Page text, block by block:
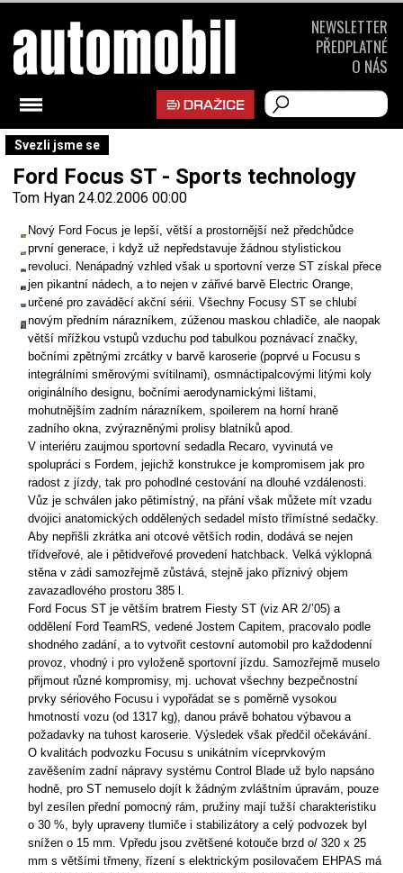
Svezli jsme se
Ford Focus ST - Sports technology
Tom Hyan 24.02.2006 00:00
Nový Ford Focus je lepší, větší a prostornější než předchůdce
první generace, i když už nepředstavuje žádnou stylistickou
revoluci. Nenápadný vzhled však u sportovní verze ST získal přece
jen pikantní nádech, a to nejen v zářivé barvě Electric Orange,
určené pro zaváděcí akční sérii. Všechny Focusy ST se chlubí
novým předním nárazníkem, zúženou maskou chladiče, ale naopak
větší mřížkou vstupů vzduchu pod tabulkou poznávací značky,
bočními zpětnými zrcátky v barvě karoserie (poprvé u Focusu s
integrálními směrovými svítilnami), osmnáctipalcovými litými koly
originálního designu, bočními aerodynamickými lištami,
mohutnějším zadním nárazníkem, spoilerem na horní hraně
zadního okna, zvýrazněnými prolisy blatníků apod.
V interiéru zaujmou sportovní sedadla Recaro, vyvinutá ve
spolupráci s Fordem, jejichž konstrukce je kompromisem jak pro
radost z jízdy, tak pro pohodlné cestování na dlouhé vzdálenosti.
Vůz je schválen jako pětimístný, na přání však můžete mít vzadu
dvojici anatomických oddělených sedadel místo třímístné sedačky.
Aby nepřišli zkrátka ani otcové větších rodin, dodává se nejen
třídveřové, ale i pětidveřové provedení hatchback. Velká výklopná
stěna v zádi samozřejmě zůstává, stejně jako příznivý objem
zavazadlového prostoru 385 l.
Ford Focus ST je větším bratrem Fiesty ST (viz AR 2/’05) a
oddělení Ford TeamRS, vedené Jostem Capitem, pracovalo podle
shodného zadání, a to vytvořit cestovní automobil pro každodenní
provoz, vhodný i pro vyloženě sportovní jízdu. Samozřejmě muselo
přijmout různé kompromisy, mj. uchovat všechny bezpečnostní
prvky sériového Focusu i vypořádat se s poměrně vysokou
hmotností vozu (od 1317 kg), danou právě bohatou výbavou a
požadavky na tuhost karoserie. Výsledek však předčil očekávání.
O kvalitách podvozku Focusu s unikátním víceprvkovým
zavěšením zadní nápravy systému Control Blade už bylo napsáno
hodně, pro ST nemuselo dojít k žádným zvláštním úpravám, pouze
byl zesílen přední pomocný rám, pružiny mají tužší charakteristiku
o 30 %, byly upraveny tlumiče i stabilizátory a celý podvozek byl
snížen o 15 mm. Vpředu jsou zvětšené kotouče brzd o/ 320 x 25
mm s většími třmeny, řízení s elektrickým posilovačem EHPAS má
NEWSLETTER
PŘEDPLATNÉ
O NÁS